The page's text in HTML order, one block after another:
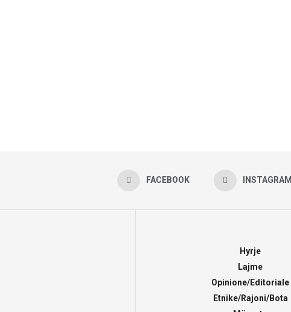
FACEBOOK INSTAGRAM
Hyrje
Lajme
Opinione/Editoriale
Etnike/Rajoni/Bota